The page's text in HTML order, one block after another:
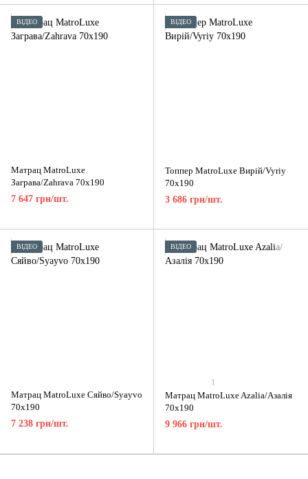
ВІДЕО
Матрац MatroLuxe
Заграва/Zahrava 70x190
7 647 грн/шт.
ВІДЕО
Топпер MatroLuxe Вирій/Vyriy
70x190
3 686 грн/шт.
ВІДЕО
Матрац MatroLuxe Сяйво/Syayvo
70x190
7 238 грн/шт.
ВІДЕО
1
Матрац MatroLuxe Azalia/Азалія
70x190
9 966 грн/шт.